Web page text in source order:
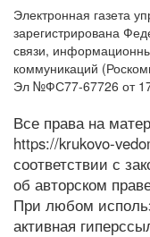
Электронная газета
зарегистрирована
связи,
коммуникаций
Эл №ФС77-67726 от
Все права на
https://krukovo-
соответствии с
об авторском
При любом
активная